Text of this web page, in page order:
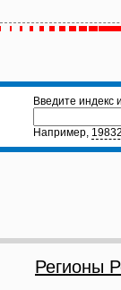
Введите индекс
Например,
Регионы